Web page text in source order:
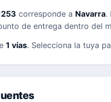
corresponde a Navarra.
de entrega dentro del
1 vías. Selecciona la tuya